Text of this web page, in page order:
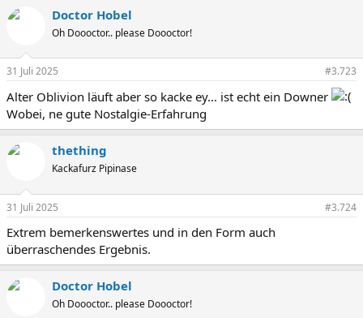
k
o
n
e
n
:
Doctor Hobel
Oh Doooctor.. please Doooctor!
31 Juli 2025 #3.723
Alter Oblivion läuft aber so kacke ey... ist echt ein Downer
Wobei, ne gute Nostalgie-Erfahrung
thething
Kackafurz Pipinase
31 Juli 2025 #3.724
Extrem bemerkenswertes und in den Form auch
überraschendes Ergebnis.
Doctor Hobel
Oh Doooctor.. please Doooctor!